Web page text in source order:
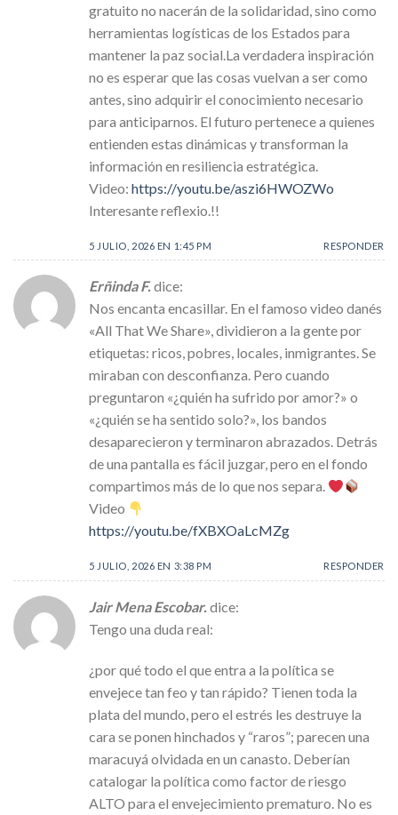
gratuito no nacerán de la solidaridad, sino como
herramientas logísticas de los Estados para
mantener la paz social.La verdadera inspiración
no es esperar que las cosas vuelvan a ser como
antes, sino adquirir el conocimiento necesario
para anticiparnos. El futuro pertenece a quienes
entienden estas dinámicas y transforman la
información en resiliencia estratégica.
Video: https://youtu.be/aszi6HWOZWo
Interesante reflexio.!!
5 JULIO, 2026 EN 1:45 PM RESPONDER
Erñinda F.dice:
Nos encanta encasillar. En el famoso video danés
«All That We Share», dividieron a la gente por
etiquetas: ricos, pobres, locales, inmigrantes. Se
miraban con desconfianza. Pero cuando
preguntaron «¿quién ha sufrido por amor?» o
«¿quién se ha sentido solo?», los bandos
desaparecieron y terminaron abrazados. Detrás
de una pantalla es fácil juzgar, pero en el fondo
compartimos más de lo que nos separa.
Video
https://youtu.be/fXBXOaLcMZg
5 JULIO, 2026 EN 3:38 PM RESPONDER
Jair Mena Escobar. dice:
Tengo una duda real:
¿por qué todo el que entra a la política se
envejece tan feo y tan rápido? Tienen toda la
plata del mundo, pero el estrés les destruye la
cara se ponen hinchados y “raros”; parecen una
maracuyá olvidada en un canasto. Deberían
catalogar la política como factor de riesgo
ALTO para el envejecimiento prematuro. No es